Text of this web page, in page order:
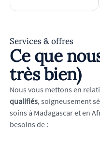
Services & offres
Ce que
très bien)
Nous vous mettons en
qualifiés, soigneusement
soins à Madagascar et en
besoins de :